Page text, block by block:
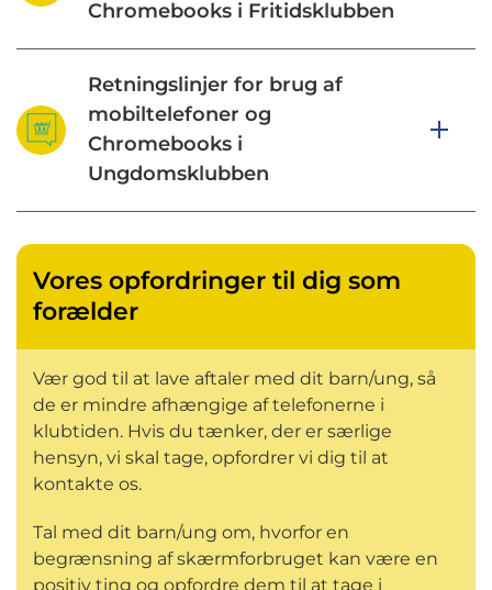
Chromebooks i Fritidsklubben
Retningslinjer for brug af
mobiltelefoner og
Chromebooks i
Ungdomsklubben
Vores opfordringer til dig som
forælder
Vær god til at lave aftaler med dit barn/ung, så
de er mindre afhængige af telefonerne i
klubtiden. Hvis du tænker, der er særlige
hensyn, vi skal tage, opfordrer vi dig til at
kontakte os.
Tal med dit barn/ung om, hvorfor en
begrænsning af skærmforbruget kan være en
positiv ting og opfordre dem til at tage i